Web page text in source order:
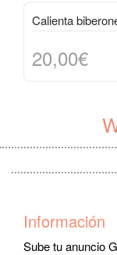
Calienta
20,00€
Información
Sube tu anuncio